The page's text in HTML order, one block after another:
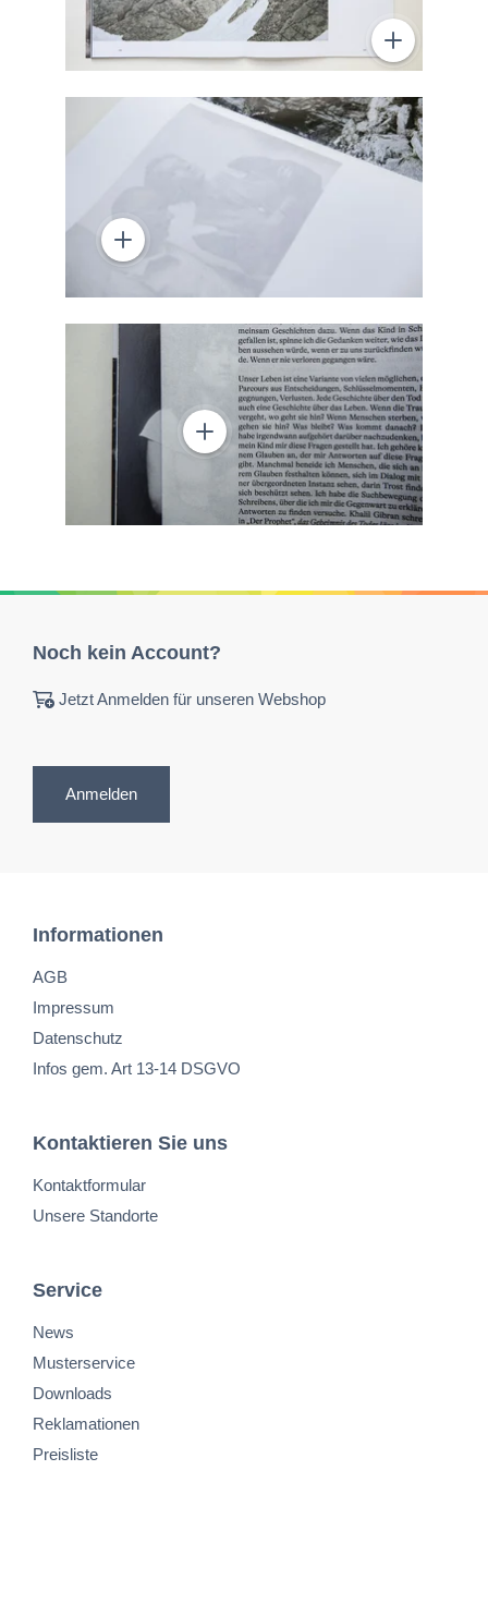
Noch kein Account?
Jetzt Anmelden für unseren Webshop
Anmelden
Informationen
AGB
Impressum
Datenschutz
Infos gem. Art 13-14 DSGVO
Kontaktieren Sie uns
Kontaktformular
Unsere Standorte
Service
News
Musterservice
Downloads
Reklamationen
Preisliste